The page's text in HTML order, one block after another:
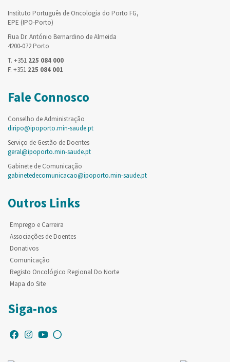
Instituto Português de Oncologia do Porto FG,
EPE (IPO-Porto)
Rua Dr. António Bernardino de Almeida
4200-072 Porto
T. +351 225 084 000
F. +351 225 084 001
Fale Connosco
Conselho de Administração
diripo@ipoporto.min-saude.pt
Serviço de Gestão de Doentes
geral@ipoporto.min-saude.pt
Gabinete de Comunicação
gabinetedecomunicacao@ipoporto.min-saude.pt
Outros Links
Emprego e Carreira
Associações de Doentes
Donativos
Comunicação
Registo Oncológico Regional Do Norte
Mapa do Site
Siga-nos